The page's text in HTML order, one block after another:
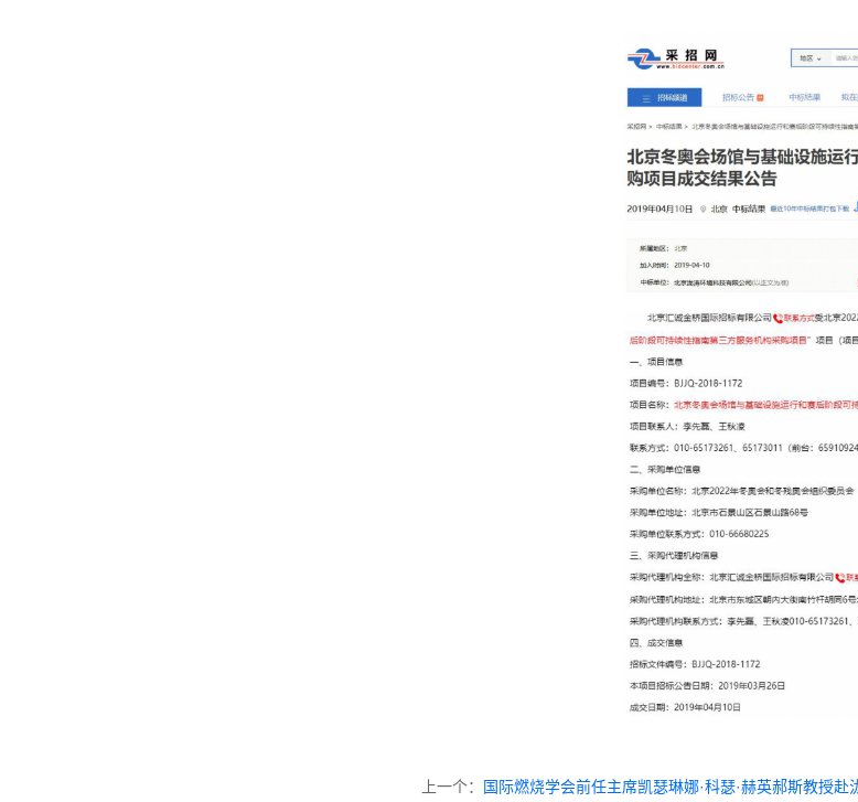
上一个：
国际燃烧学会前任主席凯瑟琳娜·科瑟·赫英郝斯教授赴